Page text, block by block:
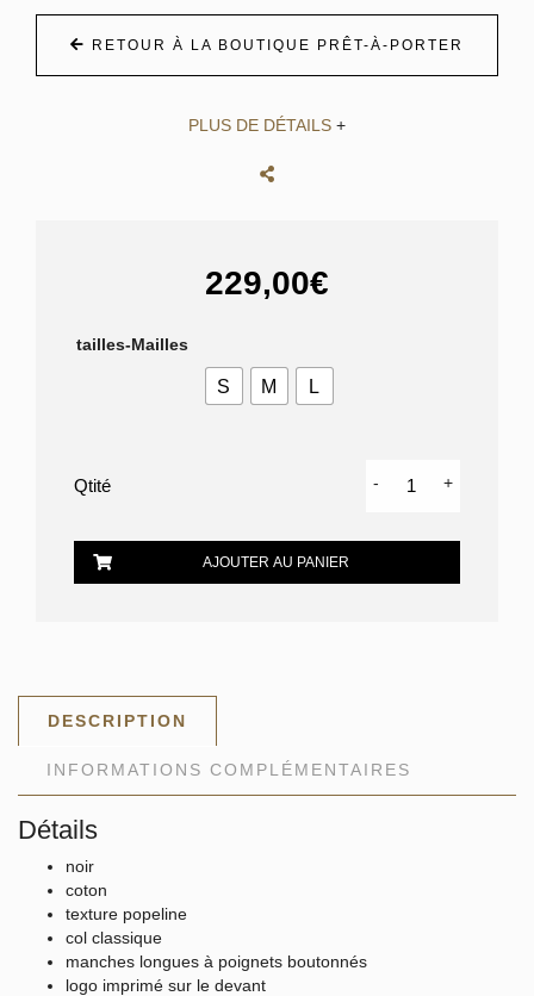
RETOUR À LA BOUTIQUE PRÊT-À-PORTER
PLUS DE DÉTAILS +
229,00€
tailles-Mailles
S M L
-quantité
+
AJOUTER AU PANIER
DESCRIPTION
INFORMATIONS COMPLÉMENTAIRES
Détails
noir
coton
texture popeline
col classique
manches longues à poignets boutonnés
logo imprimé sur le devant